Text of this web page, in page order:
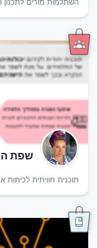
השתלמות מורים
שפת
תוכנית חוויתית לכיתות